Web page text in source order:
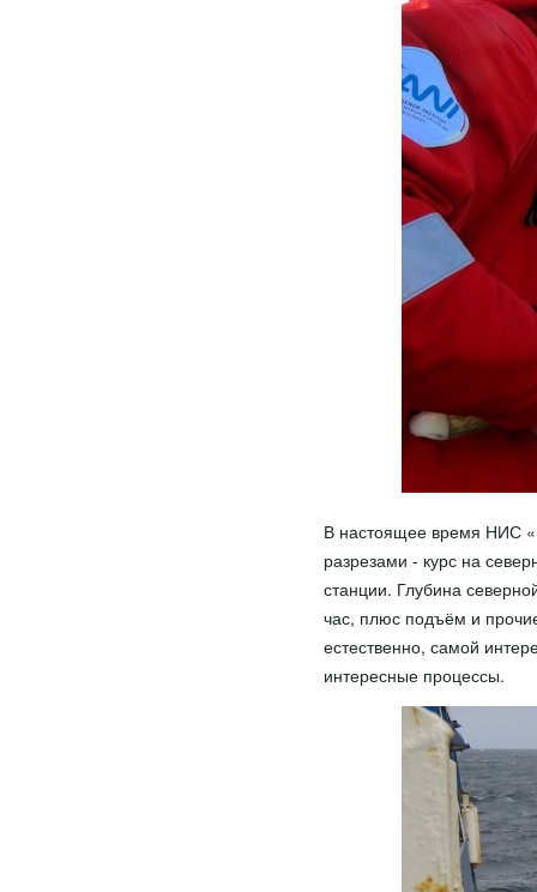
В настоящее время НИС
разрезами - курс на
станции. Глубина
час, плюс подъём и
естественно, самой
интересные процессы.